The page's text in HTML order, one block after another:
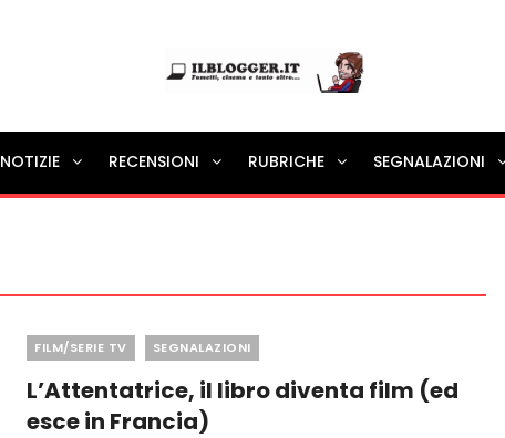
Ilblogger.it
Il portalino di blog |
NOTIZIE RECENSIONI RUBRICHE SEGNALAZIONI
Categories
FILM/SERIE TV SEGNALAZIONI
L’Attentatrice, il libro diventa film (ed
esce in Francia)